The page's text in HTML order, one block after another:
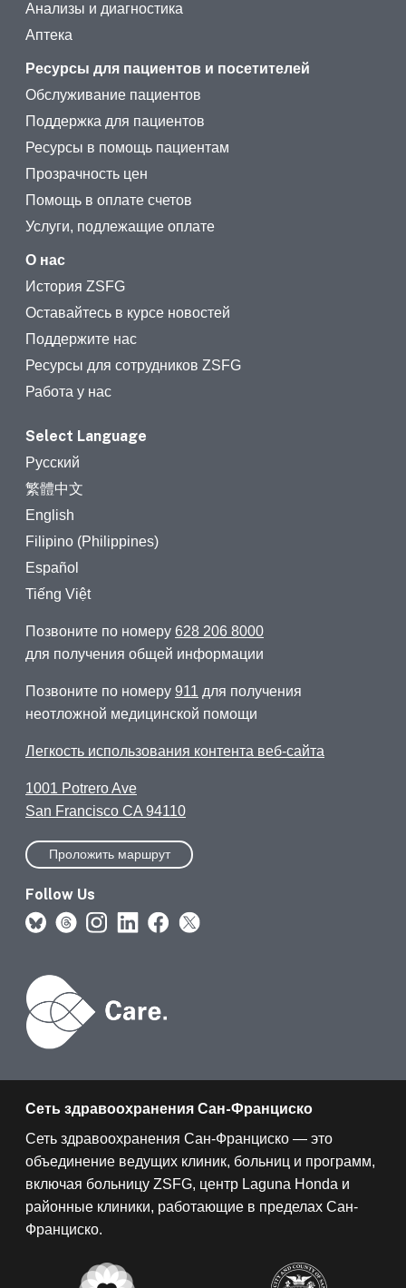
Анализы и диагностика
Аптека
Ресурсы для пациентов и посетителей
Обслуживание пациентов
Поддержка для пациентов
Ресурсы в помощь пациентам
Прозрачность цен
Помощь в оплате счетов
Услуги, подлежащие оплате
О нас
История ZSFG
Оставайтесь в курсе новостей
Поддержите нас
Ресурсы для сотрудников ZSFG
Работа у нас
Select Language
Русский
繁體中文
English
Filipino (Philippines)
Español
Tiếng Việt
Позвоните по номеру 628 206 8000
для получения общей информации
Позвоните по номеру 911 для получения
неотложной медицинской помощи
Легкость использования контента веб-сайта
1001 Potrero Ave
San Francisco CA 94110
Проложить маршрут
Follow Us
Сеть здравоохранения Сан-Франциско
Сеть здравоохранения Сан-Франциско — это
объединение ведущих клиник, больниц и программ,
включая больницу ZSFG, центр Laguna Honda и
районные клиники, работающие в пределах Сан-
Франциско.